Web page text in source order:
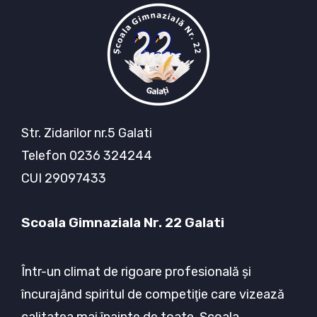
Str. Zidarilor nr.5 Galati
Telefon 0236 324244
CUI 29097433
Scoala Gimnaziala Nr. 22 Galati
Într-un climat de rigoare profesională şi
încurajând spiritul de competiţie care vizează